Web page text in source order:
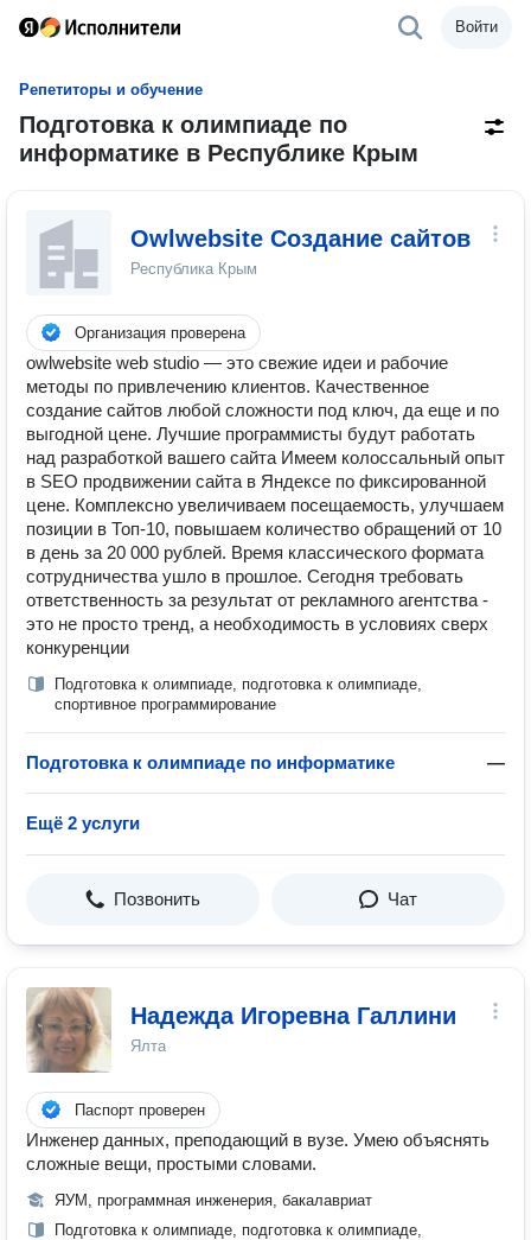
Войти
Репетиторы и обучение
Подготовка к олимпиаде по
информатике в Республике Крым
Owlwebsite Создание сайтов
Республика Крым
Организация проверена
owlwebsite web studio — это свежие идеи и рабочие
методы по привлечению клиентов. Качественное
создание сайтов любой сложности под ключ, да еще и по
выгодной цене. Лучшие программисты будут работать
над разработкой вашего сайта Имеем колоссальный опыт
в SEO продвижении сайта в Яндексе по фиксированной
цене. Комплексно увеличиваем посещаемость, улучшаем
позиции в Топ-10, повышаем количество обращений от 10
в день за 20 000 рублей. Время классического формата
сотрудничества ушло в прошлое. Сегодня требовать
ответственность за результат от рекламного агентства -
это не просто тренд, а необходимость в условиях сверх
конкуренции
Подготовка к олимпиаде, подготовка к олимпиаде,
спортивное программирование
Подготовка к олимпиаде по информатике —
Ещё 2 услуги
Позвонить Чат
Надежда Игоревна Галлини
Ялта
Паспорт проверен
Инженер данных, преподающий в вузе. Умею объяснять
сложные вещи, простыми словами.
ЯУМ, программная инженерия, бакалавриат
Подготовка к олимпиаде, подготовка к олимпиаде,